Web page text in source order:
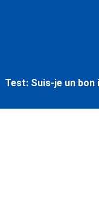
Test: Suis-je un bon